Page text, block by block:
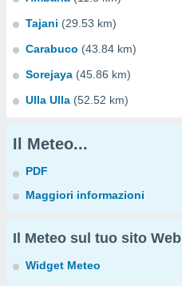
Tajani (29.53 km)
Carabuco (43.84 km)
Sorejaya (45.86 km)
Ulla Ulla (52.52 km)
Il Meteo...
PDF
Maggiori informazioni
Il Meteo sul tuo sito Web
Widget Meteo